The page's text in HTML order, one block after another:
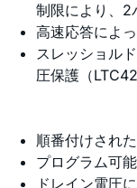
制限により、2
高速応答によ
スレッショル
圧保護（
順番付けされ
プログラム可
ドレイン電圧